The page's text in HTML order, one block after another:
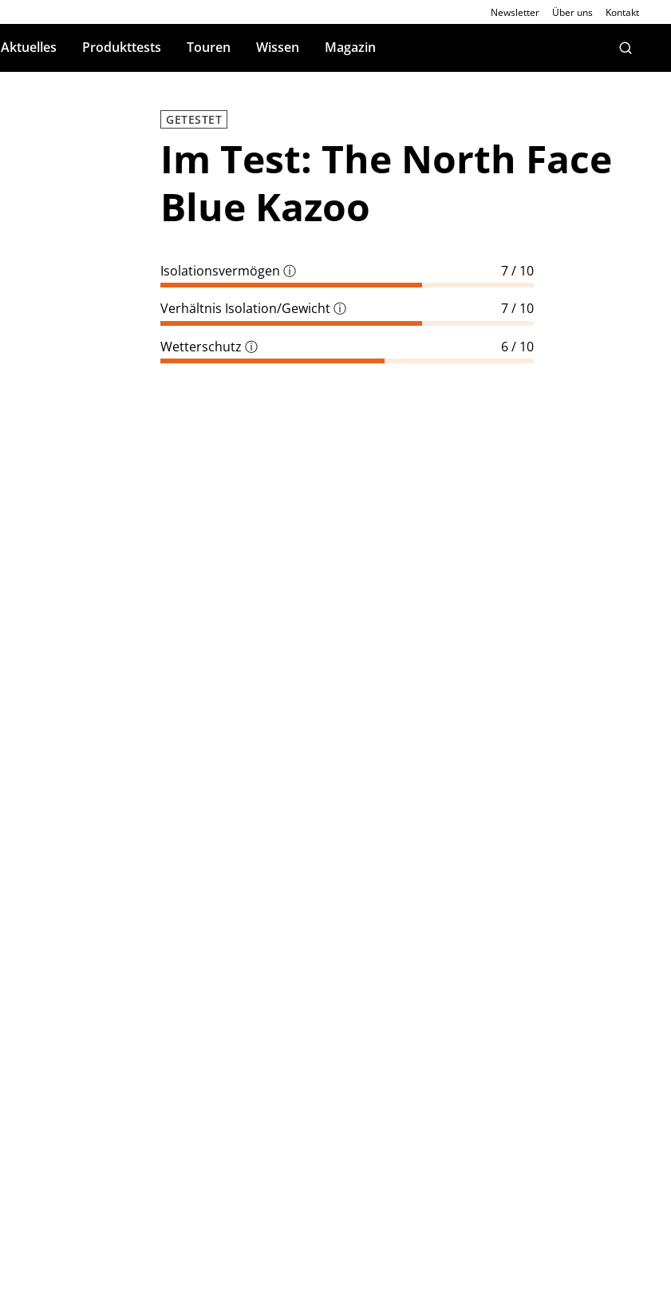
Newsletter Über uns Kontakt
Aktuelles Produkttests Touren Wissen Magazin
GETESTET
Im Test: The North Face
Blue Kazoo
Isolationsvermögen ⓘ 7 / 10
Verhältnis Isolation/Gewichtⓘ 7 / 10
Wetterschutz ⓘ 6 / 10